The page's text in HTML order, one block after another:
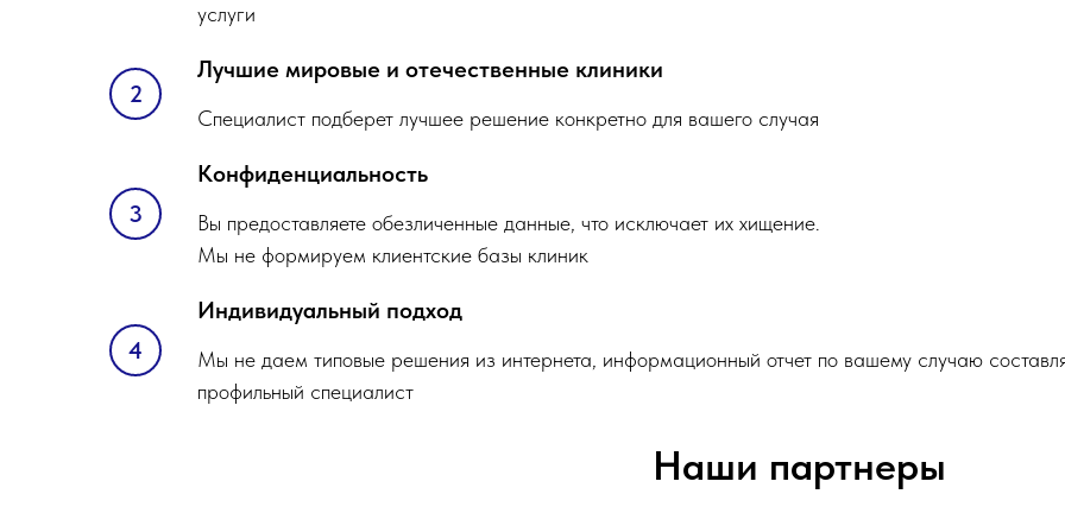
услуги
Лучшие мировые и отечественные клиники
Специалист подберет лучшее решение конкретно для вашего случая
Конфиденциальность
Вы предоставляете обезличенные данные, что исключает их хищение.
Мы не формируем клиентские базы клиник
Индивидуальный подход
Мы не даем типовые решения из интернета, информационный отчет по вашему случаю
профильный специалист
Наши партнеры